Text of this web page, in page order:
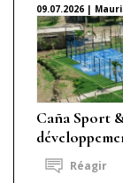
09.07.2026 |
Caña Sport
Réagir